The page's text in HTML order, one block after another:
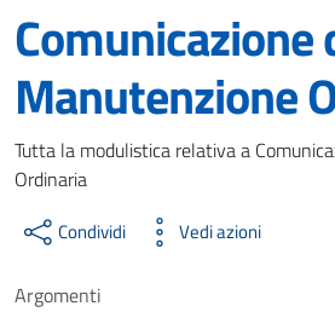
Comunicazione
Manutenzione
Dettagli del
Tutta la modulistica relativa a
Ordinaria
Condividi Vedi azioni
Argomenti